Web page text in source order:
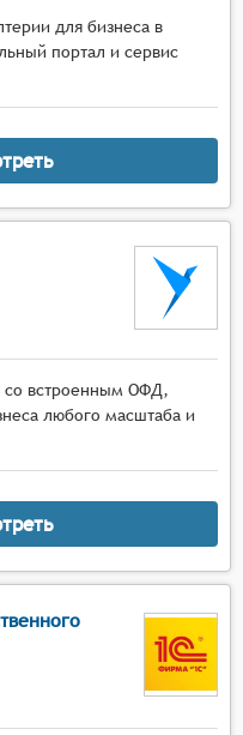
для бизнеса в
портал и сервис
со встроенным ОФД,
любого масштаба и